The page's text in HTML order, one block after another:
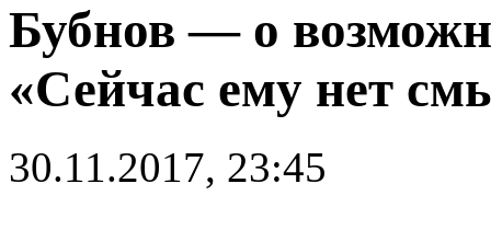
Бубнов — о
«Сейчас ему нет
30.11.2017, 23:45